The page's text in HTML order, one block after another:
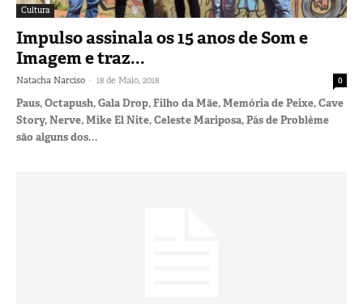
Cultura
Impulso assinala os 15 anos de Som e
Imagem e traz...
Natacha Narciso - 18 de Maio, 2018 0
Paus, Octapush, Gala Drop, Filho da Mãe, Memória de Peixe, Cave
Story, Nerve, Mike El Nite, Celeste Mariposa, Pás de Problème
são alguns dos...